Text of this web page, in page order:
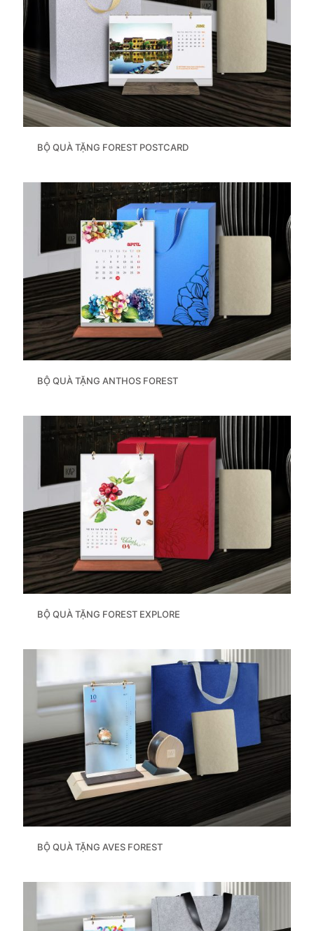
BỘ QUÀ TẶNG FOREST POSTCARD
BỘ QUÀ TẶNG ANTHOS FOREST
BỘ QUÀ TẶNG FOREST EXPLORE
BỘ QUÀ TẶNG AVES FOREST